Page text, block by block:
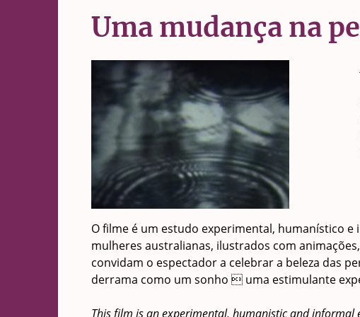
Uma mudança na
O filme é um estudo experimental, humanístico
mulheres australianas, ilustrados com
convidam o espectador a celebrar a beleza das
derrama como um sonho  uma estimulante
This film is an experimental, humanistic and